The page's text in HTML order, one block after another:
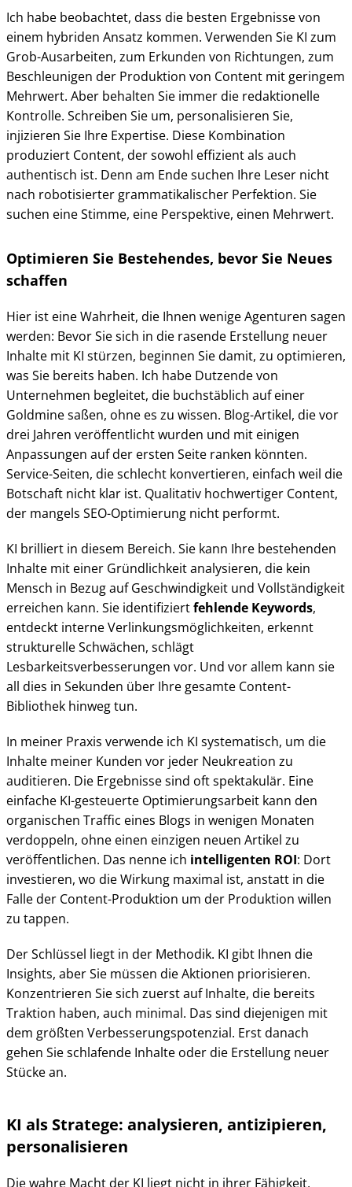
Ich habe beobachtet, dass die besten Ergebnisse von
einem hybriden Ansatz kommen. Verwenden Sie KI zum
Grob-Ausarbeiten, zum Erkunden von Richtungen, zum
Beschleunigen der Produktion von Content mit geringem
Mehrwert. Aber behalten Sie immer die redaktionelle
Kontrolle. Schreiben Sie um, personalisieren Sie,
injizieren Sie Ihre Expertise. Diese Kombination
produziert Content, der sowohl effizient als auch
authentisch ist. Denn am Ende suchen Ihre Leser nicht
nach robotisierter grammatikalischer Perfektion. Sie
suchen eine Stimme, eine Perspektive, einen Mehrwert.
Optimieren Sie Bestehendes, bevor Sie Neues
schaffen
Hier ist eine Wahrheit, die Ihnen wenige Agenturen sagen
werden: Bevor Sie sich in die rasende Erstellung neuer
Inhalte mit KI stürzen, beginnen Sie damit, zu optimieren,
was Sie bereits haben. Ich habe Dutzende von
Unternehmen begleitet, die buchstäblich auf einer
Goldmine saßen, ohne es zu wissen. Blog-Artikel, die vor
drei Jahren veröffentlicht wurden und mit einigen
Anpassungen auf der ersten Seite ranken könnten.
Service-Seiten, die schlecht konvertieren, einfach weil die
Botschaft nicht klar ist. Qualitativ hochwertiger Content,
der mangels SEO-Optimierung nicht performt.
KI brilliert in diesem Bereich. Sie kann Ihre bestehenden
Inhalte mit einer Gründlichkeit analysieren, die kein
Mensch in Bezug auf Geschwindigkeit und Vollständigkeit
erreichen kann. Sie identifiziertfehlende Keywords,
entdeckt interne Verlinkungsmöglichkeiten, erkennt
strukturelle Schwächen, schlägt
Lesbarkeitsverbesserungen vor. Und vor allem kann sie
all dies in Sekunden über Ihre gesamte Content-
Bibliothek hinweg tun.
In meiner Praxis verwende ich KI systematisch, um die
Inhalte meiner Kunden vor jeder Neukreation zu
auditieren. Die Ergebnisse sind oft spektakulär. Eine
einfache KI-gesteuerte Optimierungsarbeit kann den
organischen Traffic eines Blogs in wenigen Monaten
verdoppeln, ohne einen einzigen neuen Artikel zu
veröffentlichen. Das nenne ich intelligenten ROI: Dort
investieren, wo die Wirkung maximal ist, anstatt in die
Falle der Content-Produktion um der Produktion willen
zu tappen.
Der Schlüssel liegt in der Methodik. KI gibt Ihnen die
Insights, aber Sie müssen die Aktionen priorisieren.
Konzentrieren Sie sich zuerst auf Inhalte, die bereits
Traktion haben, auch minimal. Das sind diejenigen mit
dem größten Verbesserungspotenzial. Erst danach
gehen Sie schlafende Inhalte oder die Erstellung neuer
Stücke an.
KI als Stratege: analysieren, antizipieren,
personalisieren
Die wahre Macht der KI liegt nicht in ihrer Fähigkeit,